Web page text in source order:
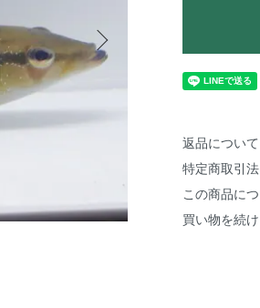
返品について
特定商取引
この商品に
買い物を続